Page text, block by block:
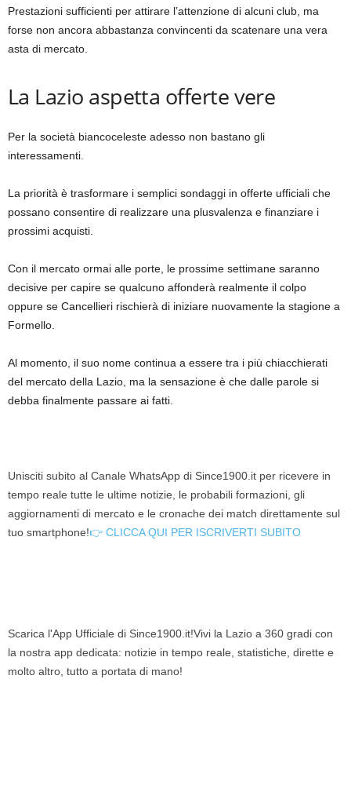
Prestazioni sufficienti per attirare l’attenzione di alcuni club, ma
forse non ancora abbastanza convincenti da scatenare una vera
asta di mercato.
La Lazio aspetta offerte vere
Per la società biancoceleste adesso non bastano gli
interessamenti.
La priorità è trasformare i semplici sondaggi in offerte ufficiali che
possano consentire di realizzare una plusvalenza e finanziare i
prossimi acquisti.
Con il mercato ormai alle porte, le prossime settimane saranno
decisive per capire se qualcuno affonderà realmente il colpo
oppure se Cancellieri rischierà di iniziare nuovamente la stagione a
Formello.
Al momento, il suo nome continua a essere tra i più chiacchierati
del mercato della Lazio, ma la sensazione è che dalle parole si
debba finalmente passare ai fatti.
Unisciti subito al Canale WhatsApp di Since1900.it per ricevere in
tempo reale tutte le ultime notizie, le probabili formazioni, gli
aggiornamenti di mercato e le cronache dei match direttamente sul
tuo smartphone!👉 CLICCA QUI PER ISCRIVERTI SUBITO
Scarica l'App Ufficiale di Since1900.it!Vivi la Lazio a 360 gradi con
la nostra app dedicata: notizie in tempo reale, statistiche, dirette e
molto altro, tutto a portata di mano!